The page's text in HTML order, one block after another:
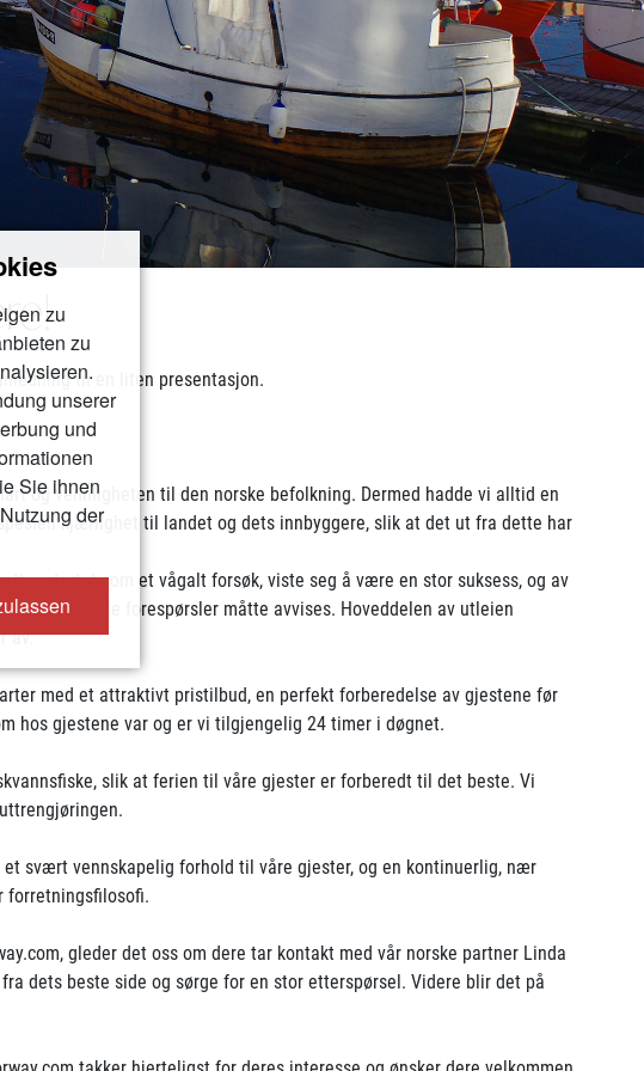
zu
zu
unserer
und
Sie ihnen
der
til en liten presentasjon.
og vennligheten til den norske befolkning. Dermed hadde vi alltid en
kjærlighet til landet og dets innbyggere, slik at det ut fra dette har
startet som et vågalt forsøk, viste seg å være en stor suksess, og av
slik at flere forespørsler måtte avvises. Hoveddelen av utleien
av.
med et attraktivt pristilbud, en perfekt forberedelse av gjestene før
hos gjestene var og er vi tilgjengelig 24 timer i døgnet.
slik at ferien til våre gjester er forberedt til det beste. Vi
svært vennskapelig forhold til våre gjester, og en kontinuerlig, nær
forretningsfilosofi.
gleder det oss om dere tar kontakt med vår norske partner Linda
dets beste side og sørge for en stor etterspørsel. Videre blir det på